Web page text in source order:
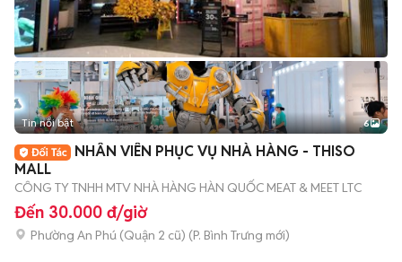
+2
Tin nổi bật 6
NHÂN VIÊN PHỤC VỤ NHÀ HÀNG - THISO
MALL
CÔNG TY TNHH MTV NHÀ HÀNG HÀN QUỐC MEAT & MEET LTC
Đến 30.000 đ/giờ
Phường An Phú (Quận 2 cũ) (P. Bình Trưng mới)